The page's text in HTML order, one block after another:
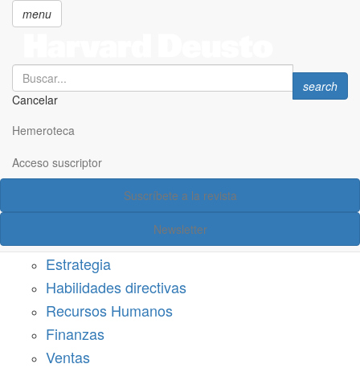
principal
menu
Search
Cancelar
Search
search
Hemeroteca
Acceso suscriptor
Suscríbete a la revista
Newsletter
Acceso suscriptor
Estrategia
Habilidades directivas
Recursos Humanos
Finanzas
Ventas